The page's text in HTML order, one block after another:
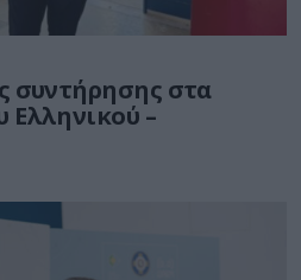
συντήρησης στα
Ελληνικού –